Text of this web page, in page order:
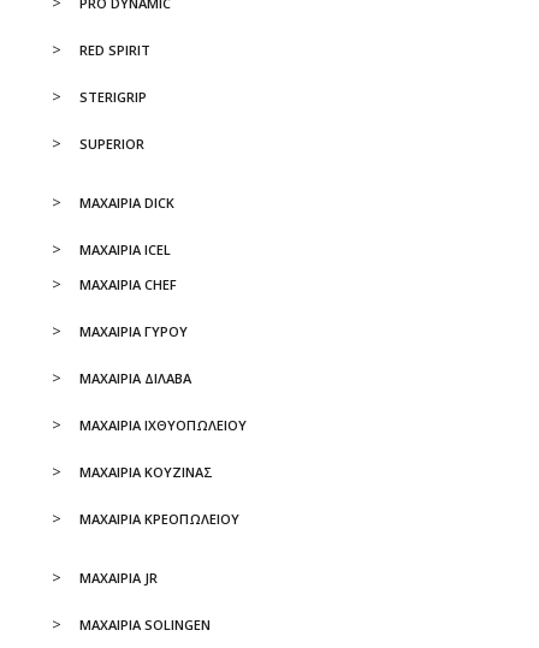
RED SPIRIT
STERIGRIP
SUPERIOR
ΜΑΧΑΙΡΙΑ DICK
ΜΑΧΑΙΡΙΑ ICEL
ΜΑΧΑΙΡΙΑ CHEF
ΜΑΧΑΙΡΙΑ ΓΥΡΟΥ
ΜΑΧΑΙΡΙΑ ΔΙΛΑΒΑ
ΜΑΧΑΙΡΙΑ ΙΧΘΥΟΠΩΛΕΙΟΥ
ΜΑΧΑΙΡΙΑ ΚΟΥΖΙΝΑΣ
ΜΑΧΑΙΡΙΑ ΚΡΕΟΠΩΛΕΙΟΥ
ΜΑΧΑΙΡΙΑ JR
ΜΑΧΑΙΡΙΑ SOLINGEN